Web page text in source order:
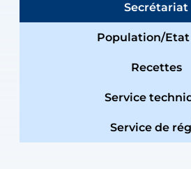
Secrétariat
Population/
Recettes
Service
Service de